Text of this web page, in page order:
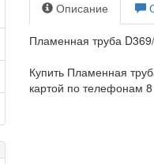
Описание
Пламенная труба
Купить Пламенная
картой по телефонам